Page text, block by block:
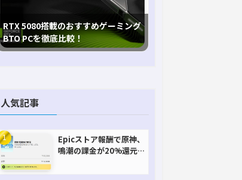
RTX 5080搭載のおすすめゲーミング
BTO PCを徹底比較！
人気記事
Epicストア報酬で原神、
鳴潮の課金が20%還元